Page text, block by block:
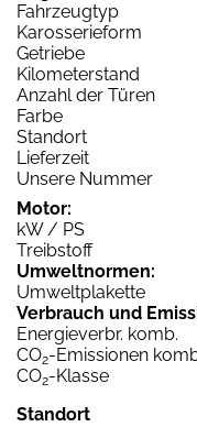
Fahrzeugtyp
Karosserieform
Getriebe
Kilometerstand
Anzahl der Türen
Farbe
Standort
Lieferzeit
Unsere Nummer
Motor:
kW / PS
Treibstoff
Umweltnormen:
Umweltplakette
Verbrauch und
Energieverbr. komb.
CO2-Emissionen
CO2-Klasse
Standort